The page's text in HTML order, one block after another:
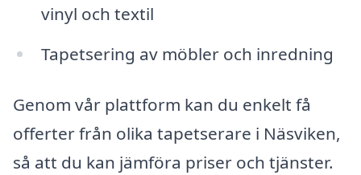
vinyl och textil
Tapetsering av möbler och inredning
Genom vår plattform kan du enkelt få
offerter från olika tapetserare i Näsviken,
så att du kan jämföra priser och tjänster.